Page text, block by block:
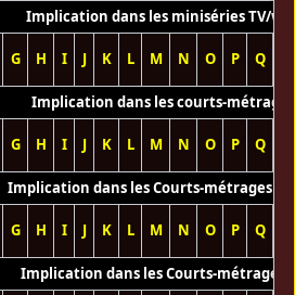
Implication dans les miniséries TV/
G H I J K L M N O P Q
Implication dans les courts-métrages
G H I J K L M N O P Q
Implication dans les Courts-métrages
G H I J K L M N O P Q
Implication dans les Courts-métrages